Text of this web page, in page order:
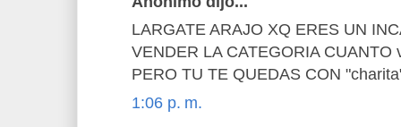
LARGATE ARAJO XQ ERES UN
VENDER LA CATEGORIA CUANTO
PERO TU TE QUEDAS CON
1:06 p. m.